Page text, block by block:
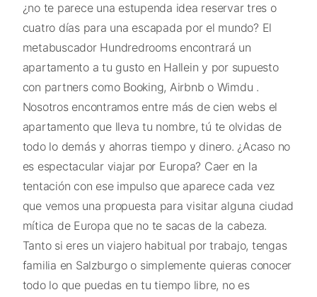
¿no te parece una estupenda idea reservar tres o
cuatro días para una escapada por el mundo? El
metabuscador Hundredrooms encontrará un
apartamento a tu gusto en Hallein y por supuesto
con partners como Booking, Airbnb o Wimdu .
Nosotros encontramos entre más de cien webs el
apartamento que lleva tu nombre, tú te olvidas de
todo lo demás y ahorras tiempo y dinero. ¿Acaso no
es espectacular viajar por Europa? Caer en la
tentación con ese impulso que aparece cada vez
que vemos una propuesta para visitar alguna ciudad
mítica de Europa que no te sacas de la cabeza.
Tanto si eres un viajero habitual por trabajo, tengas
familia en Salzburgo o simplemente quieras conocer
todo lo que puedas en tu tiempo libre, no es